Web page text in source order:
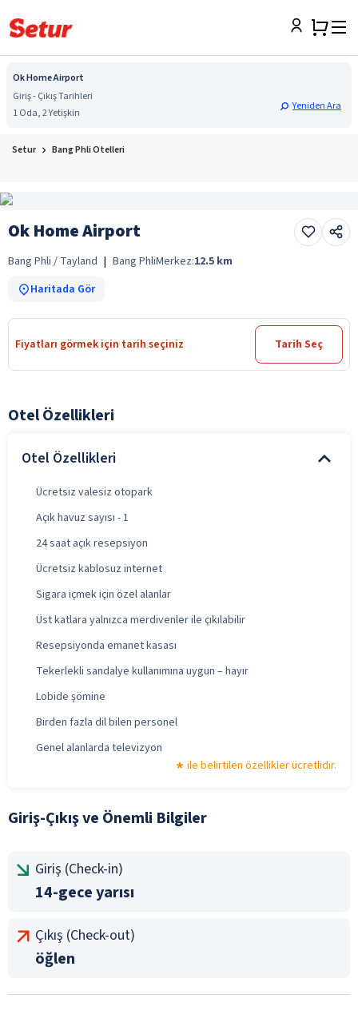
Ok Home Airport
Giriş - Çıkış Tarihleri
1 Oda, 2 Yetişkin
Yeniden Ara
Setur Bang Phli Otelleri
Ok Home Airport
Bang Phli / Tayland | Bang PhliMerkez:12.5 km
Haritada Gör
Fiyatları görmek için tarih seçiniz Tarih Seç
Otel Özellikleri
Otel Özellikleri
Ücretsiz valesiz otopark
Açık havuz sayısı - 1
24 saat açık resepsiyon
Ücretsiz kablosuz internet
Sigara içmek için özel alanlar
Üst katlara yalnızca merdivenler ile çıkılabilir
Resepsiyonda emanet kasası
Tekerlekli sandalye kullanımına uygun – hayır
Lobide şömine
Birden fazla dil bilen personel
Genel alanlarda televizyon
ile belirtilen özellikler ücretlidir.
Giriş-Çıkış ve Önemli Bilgiler
Giriş (Check-in)
14-gece yarısı
Çıkış (Check-out)
öğlen